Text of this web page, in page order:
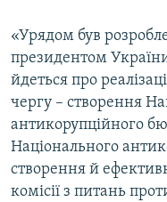
«Урядом був
президентом
йдеться про
чергу – створення
антикорупційного
Національного
створення й
комісії з питань